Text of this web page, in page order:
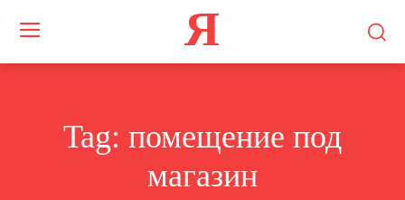
Я
Tag: помещение под
магазин